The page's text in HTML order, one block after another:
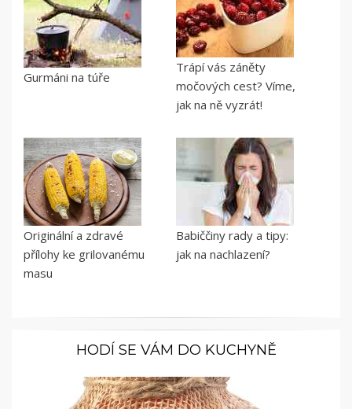
Gurmáni na túře
Trápí vás záněty
močových cest? Víme,
jak na ně vyzrát!
Originální a zdravé
přílohy ke grilovanému
masu
Babiččiny rady a tipy:
jak na nachlazení?
HODÍ SE VÁM DO KUCHYNĚ